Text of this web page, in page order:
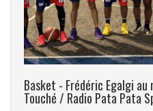
Basket - Frédéric Egalgi au
Touché / Radio Pata Pata